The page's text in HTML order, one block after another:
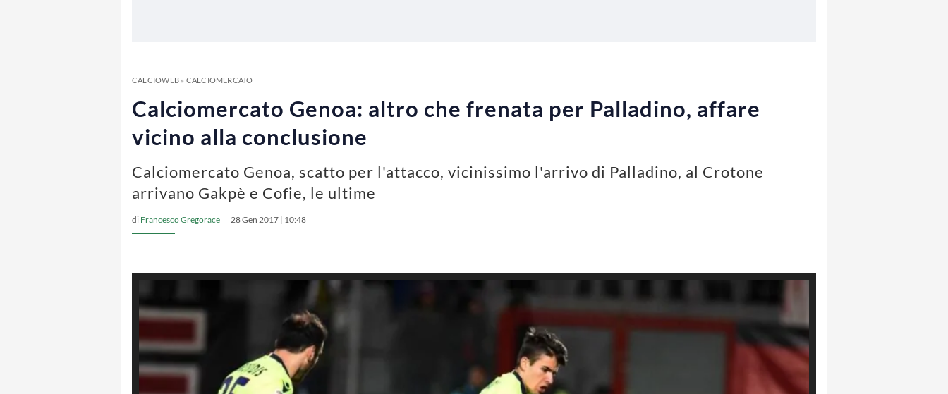
CALCIOWEB» CALCIOMERCATO
Calciomercato Genoa: altro che frenata per Palladino, affare
vicino alla conclusione
Calciomercato Genoa, scatto per l'attacco, vicinissimo l'arrivo di Palladino, al Crotone
arrivano Gakpè e Cofie, le ultime
di Francesco Gregorace 28 Gen 2017 | 10:48